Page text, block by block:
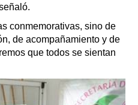
conmemorativas, sino de
de acompañamiento y de
que todos se sientan